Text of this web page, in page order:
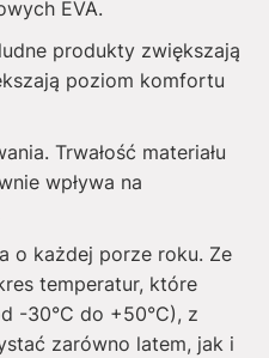
EVA.
produkty zwiększają
poziom komfortu
Trwałość materiału
wpływa na
o każdej porze roku. Ze
temperatur, które
-30°C do +50°C), z
zarówno latem, jak i